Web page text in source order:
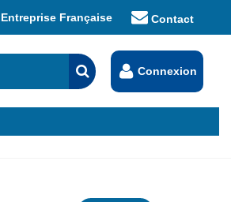
Entreprise Française Contact
Connexion